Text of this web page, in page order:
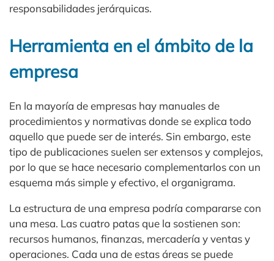
responsabilidades jerárquicas.
Herramienta en el ámbito de la
empresa
En la mayoría de empresas hay manuales de
procedimientos y normativas donde se explica todo
aquello que puede ser de interés. Sin embargo, este
tipo de publicaciones suelen ser extensos y complejos,
por lo que se hace necesario complementarlos con un
esquema más simple y efectivo, el organigrama.
La estructura de una empresa podría compararse con
una mesa. Las cuatro patas que la sostienen son:
recursos humanos, finanzas, mercadería y ventas y
operaciones. Cada una de estas áreas se puede